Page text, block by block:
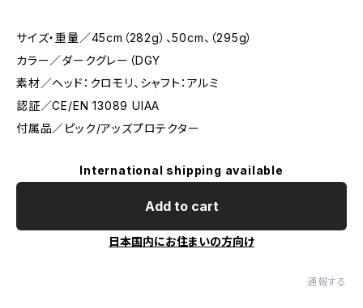
サイズ・重量／45cm（282g）、50cm、（295g）
カラー／ダークグレー（DGY
素材／ヘッド：クロモリ、シャフト：アルミ
認証／CE/EN 13089 UIAA
付属品／ピック/アッズプロテクター
International shipping available
Add to cart
日本国内にお住まいの方向け
通報する